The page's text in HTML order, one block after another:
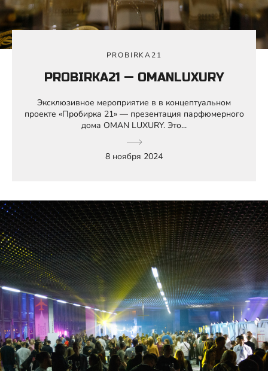
PROBIRKA21
PROBIRKA21 — OMANLUXURY
Эксклюзивное мероприятие в в концептуальном
проекте «Пробирка 21» — презентация парфюмерного
дома OMAN LUXURY. Это...
8 ноября 2024